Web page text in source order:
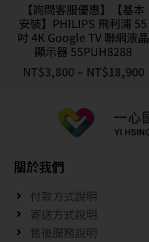
【詢問客服優惠】【基本
安裝】PHILIPS 飛利浦 55
吋 4K Google TV 聯網液晶
顯示器 55PUH8288
NT$3,800 – NT$18,900
關於我們
付款方式說明
寄送方式說明
售後服務說明